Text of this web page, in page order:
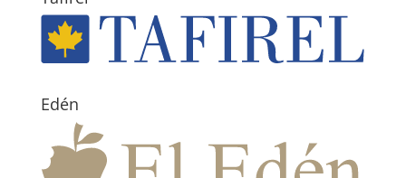
Edén